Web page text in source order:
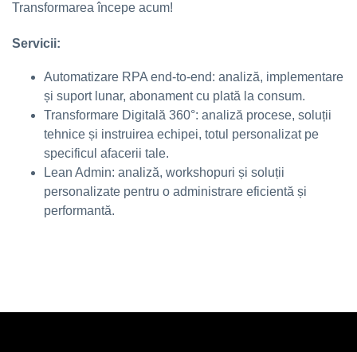
Transformarea începe acum!
Servicii:
Automatizare RPA end-to-end: analiză, implementare
și suport lunar, abonament cu plată la consum.
Transformare Digitală 360°: analiză procese, soluții
tehnice și instruirea echipei, totul personalizat pe
specificul afacerii tale.
Lean Admin: analiză, workshopuri și soluții
personalizate pentru o administrare eficientă și
performantă.